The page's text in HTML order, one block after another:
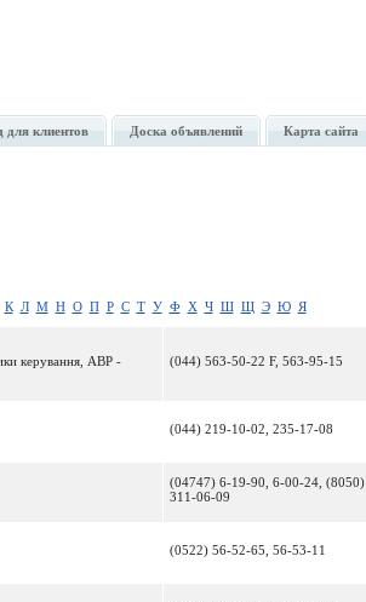
для клиентов Доска объявлений Карта сайта
К Л М Н О П Р С Т У Ф Х Ч Ш Щ Э Ю Я
керування, АВР -
(044) 563-50-22 F, 563-95-15
(044) 219-10-02, 235-17-08
(04747) 6-19-90, 6-00-24, (8050)
311-06-09
(0522) 56-52-65, 56-53-11